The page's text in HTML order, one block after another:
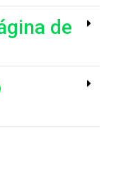
de